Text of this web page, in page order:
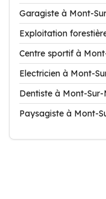
Garagiste à Mont-
Exploitation
Centre sportif à
Electricien à Mont-
Dentiste à Mont-
Paysagiste à Mont-